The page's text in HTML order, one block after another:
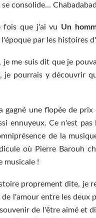
consolide...
fois que j'ai vu Un
l'époque par les histoires
je me suis dit que je
je pourrais y découvrir
gagné une flopée de
ennuyeux. Ce n'est
de la
où Pierre Barouh
musicale !
proprement dite, je
de l'amour entre les
de l'être aimé et